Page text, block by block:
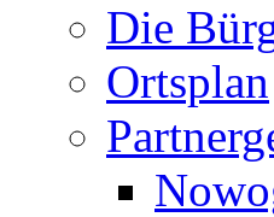
Die
Ortsplan